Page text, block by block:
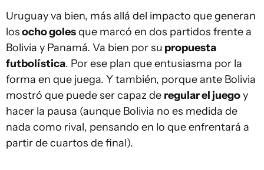
Uruguay va bien, más allá del impacto que generan
losocho golesque marcó en dos partidos frente a
Bolivia y Panamá. Va bien por su propuesta
futbolística. Por ese plan que entusiasma por la
forma en que juega. Y también, porque ante Bolivia
mostró que puede ser capaz de regular el juegoy
hacer la pausa (aunque Bolivia no es medida de
nada como rival, pensando en lo que enfrentará a
partir de cuartos de final).